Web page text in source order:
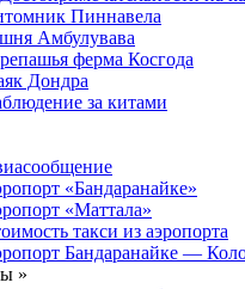
Пиннавела
Амбулувава
ферма Косгода
Дондра
за китами
«Бандаранайке»
«Маттала»
такси из аэропорта
Бандаранайке —
»